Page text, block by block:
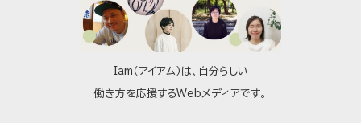
Iam（アイアム）は、自分らしい
働き方を応援するWebメディアです。